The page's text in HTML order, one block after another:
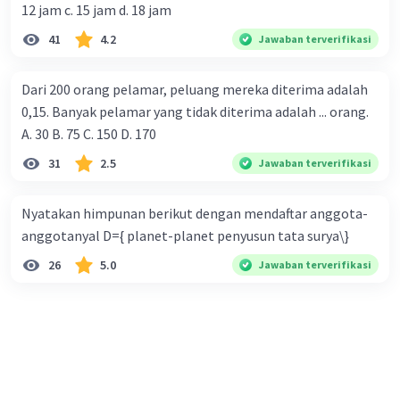
12 jam c. 15 jam d. 18 jam
41 4.2 Jawaban terverifikasi
Dari 200 orang pelamar, peluang mereka diterima adalah
0,15. Banyak pelamar yang tidak diterima adalah ... orang.
A. 30 B. 75 C. 150 D. 170
31 2.5 Jawaban terverifikasi
Nyatakan himpunan berikut dengan mendaftar anggota-
anggotanyal D={ planet-planet penyusun tata surya\}
26 5.0 Jawaban terverifikasi